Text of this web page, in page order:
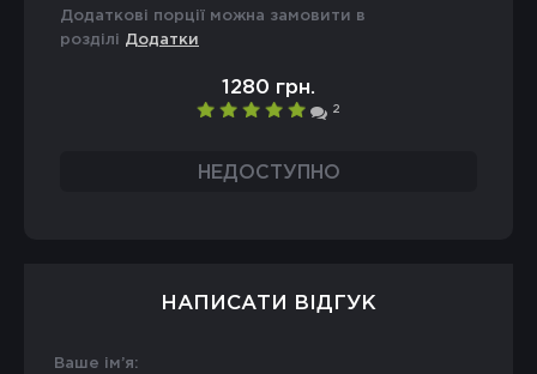
Додаткові порції можна замовити в
розділі Додатки
1280 грн.
2
НЕДОСТУПНО
НАПИСАТИ ВІДГУК
Ваше ім’я: